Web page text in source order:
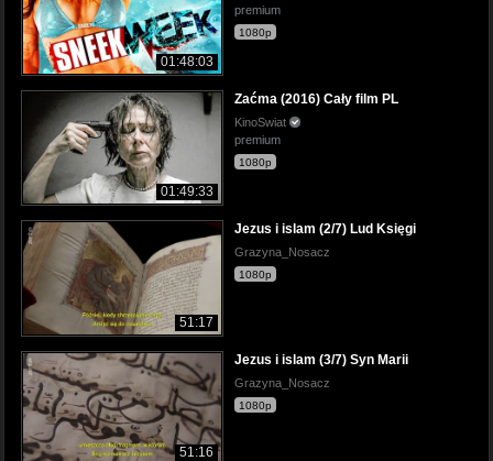
01:48:03
premium
1080p
01:49:33
Zaćma (2016) Cały film PL
KinoSwiat
premium
1080p
51:17
Jezus i islam (2/7) Lud Księgi
Grazyna_Nosacz
1080p
51:16
Jezus i islam (3/7) Syn Marii
Grazyna_Nosacz
1080p